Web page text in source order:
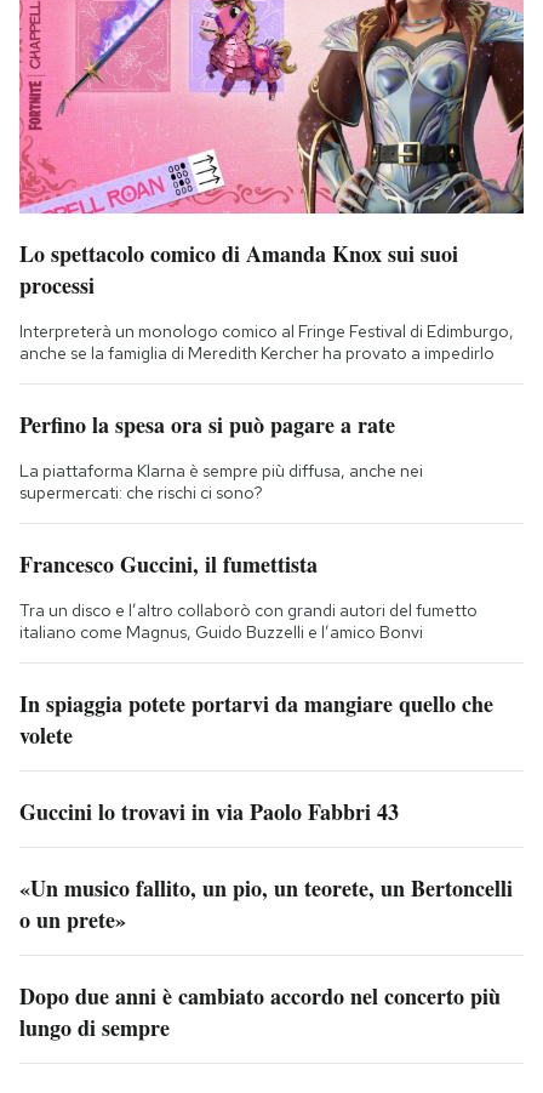
Lo spettacolo comico di Amanda Knox sui suoi
processi
Interpreterà un monologo comico al Fringe Festival di Edimburgo,
anche se la famiglia di Meredith Kercher ha provato a impedirlo
Perfino la spesa ora si può pagare a rate
La piattaforma Klarna è sempre più diffusa, anche nei
supermercati: che rischi ci sono?
Francesco Guccini, il fumettista
Tra un disco e l’altro collaborò con grandi autori del fumetto
italiano come Magnus, Guido Buzzelli e l’amico Bonvi
In spiaggia potete portarvi da mangiare quello che
volete
Guccini lo trovavi in via Paolo Fabbri 43
«Un musico fallito, un pio, un teorete, un Bertoncelli
o un prete»
Dopo due anni è cambiato accordo nel concerto più
lungo di sempre